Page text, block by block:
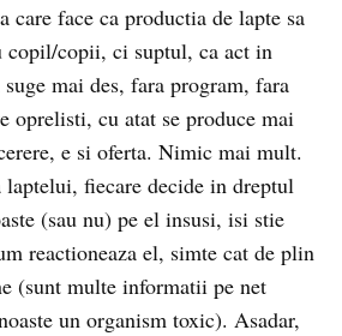
care face ca productia de lapte sa
copil/copii, ci suptul, ca act in
mai des, fara program, fara
oprelisti, cu atat se produce mai
e si oferta. Nimic mai mult.
laptelui, fiecare decide in dreptul
(sau nu) pe el insusi, isi stie
reactioneaza el, simte cat de plin
(sunt multe informatii pe net
un organism toxic). Asadar,